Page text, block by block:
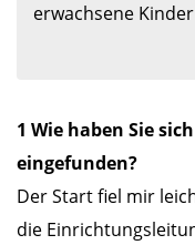
erwachsene
1 Wie haben Sie
eingefunden?
Der Start fiel mir
die